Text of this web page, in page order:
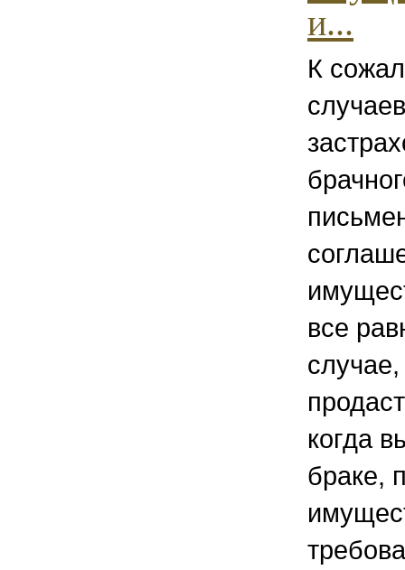
и...
К
все
когда
браке,